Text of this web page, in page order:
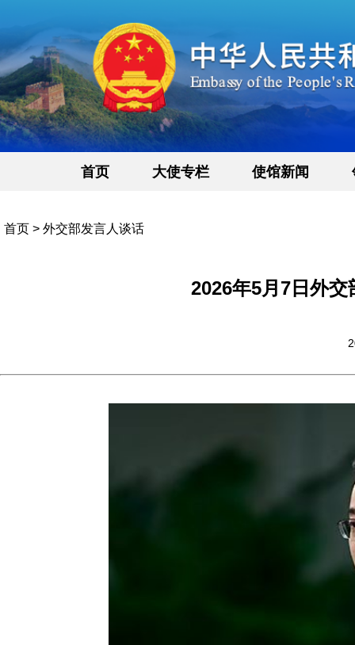
首页 大使专栏 使馆新闻
首页 > 外交部发言人谈话
2026年5月7日外